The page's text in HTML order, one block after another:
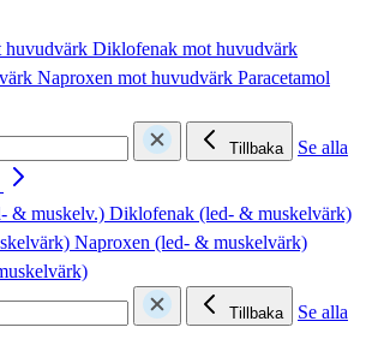
huvudvärk Diklofenak mot huvudvärk
Naproxen mot huvudvärk Paracetamol
Tillbaka
Se alla
& muskelv.) Diklofenak (led- & muskelvärk)
Naproxen (led- & muskelvärk)
Tillbaka
Se alla